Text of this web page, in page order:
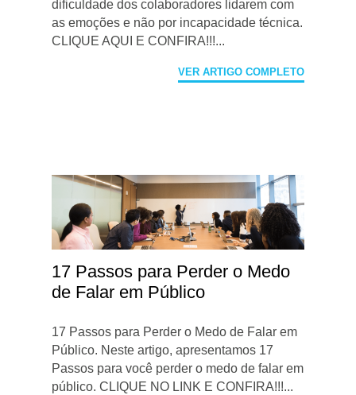
dificuldade dos colaboradores lidarem com
as emoções e não por incapacidade técnica.
CLIQUE AQUI E CONFIRA!!!...
VER ARTIGO COMPLETO
17 Passos para Perder o Medo
de Falar em Público
17 Passos para Perder o Medo de Falar em
Público. Neste artigo, apresentamos 17
Passos para você perder o medo de falar em
público. CLIQUE NO LINK E CONFIRA!!!...